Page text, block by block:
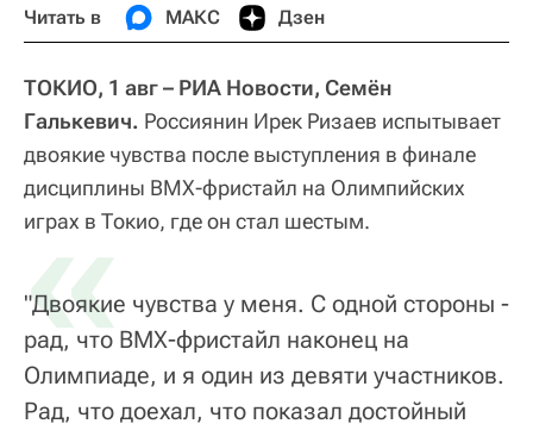
Читать в МАКС Дзен
ТОКИО, 1 авг – РИА Новости, Семён
Галькевич. Россиянин Ирек Ризаев испытывает
двоякие чувства после выступления в финале
дисциплины BMX-фристайл на Олимпийских
играх в Токио, где он стал шестым.
«
"Двоякие чувства у меня. С одной стороны -
рад, что BMX-фристайл наконец на
Олимпиаде, и я один из девяти участников.
Рад, что доехал, что показал достойный